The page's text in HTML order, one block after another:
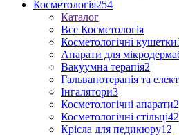
Косметологія254
Каталог
Все Косметологія
Косметологічні кушетки
Апарати для
Вакуумна терапія2
Гальванотерапія та
Інгалятори3
Косметологічні апарати
Косметологічні стільці42
Крісла для педикюру12